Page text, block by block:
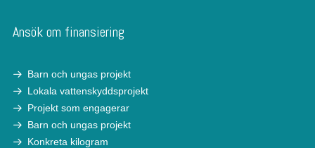
Ansök om finansiering
Barn och ungas projekt
Lokala vattenskyddsprojekt
Projekt som engagerar
Barn och ungas projekt
Konkreta kilogram